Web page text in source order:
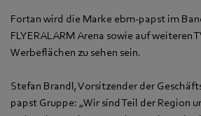
Fortan wird die Marke ebm-papst im
FLYERALARM Arena sowie auf weiteren
Werbeflächen zu sehen sein.
Stefan Brandl, Vorsitzender der
papst Gruppe: „Wir sind Teil der Region